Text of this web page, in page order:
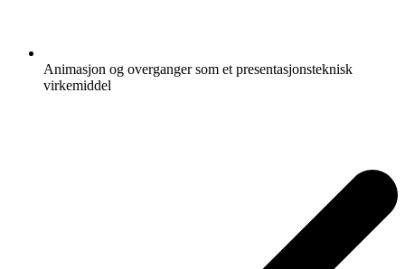
Animasjon og overganger som et presentasjonsteknisk
virkemiddel